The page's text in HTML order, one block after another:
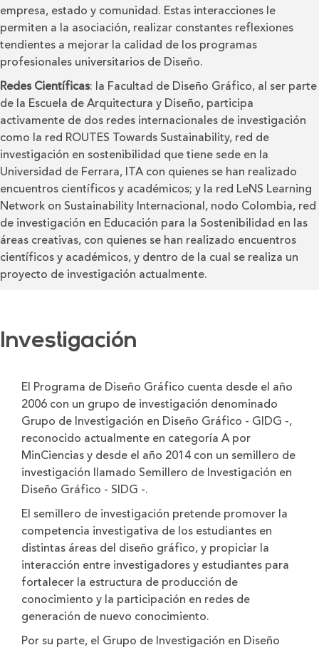
empresa, estado y comunidad. Estas interacciones le
permiten a la asociación, realizar constantes reflexiones
tendientes a mejorar la calidad de los programas
profesionales universitarios de Diseño.
Redes Científicas: la Facultad de Diseño Gráfico, al ser parte
de la Escuela de Arquitectura y Diseño, participa
activamente de dos redes internacionales de investigación
como la red ROUTES Towards Sustainability, red de
investigación en sostenibilidad que tiene sede en la
Universidad de Ferrara, ITA con quienes se han realizado
encuentros científicos y académicos; y la red LeNS Learning
Network on Sustainability Internacional, nodo Colombia, red
de investigación en Educación para la Sostenibilidad en las
áreas creativas, con quienes se han realizado encuentros
científicos y académicos, y dentro de la cual se realiza un
proyecto de investigación actualmente.
Investigación
El Programa de Diseño Gráfico cuenta desde el año
2006 con un grupo de investigación denominado
Grupo de Investigación en Diseño Gráfico - GIDG -,
reconocido actualmente en categoría A por
MinCiencias y desde el año 2014 con un semillero de
investigación llamado Semillero de Investigación en
Diseño Gráfico - SIDG -.
El semillero de investigación pretende promover la
competencia investigativa de los estudiantes en
distintas áreas del diseño gráfico, y propiciar la
interacción entre investigadores y estudiantes para
fortalecer la estructura de producción de
conocimiento y la participación en redes de
generación de nuevo conocimiento.
Por su parte, el Grupo de Investigación en Diseño